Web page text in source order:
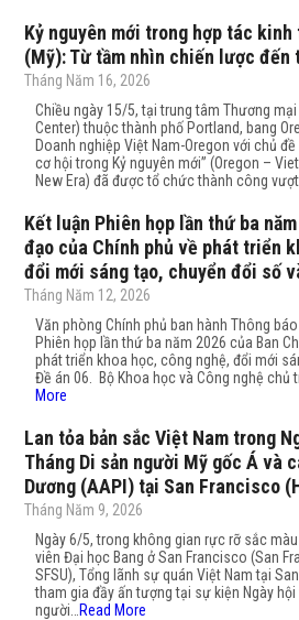
Kỷ nguyên mới trong hợp tác kinh
(Mỹ): Từ tầm nhìn chiến lược đến
Tháng Năm 16, 2026
Chiều ngày 15/5, tại trung tâm Thương
Center) thuộc thành phố Portland, bang
Doanh nghiệp Việt Nam-Oregon với chủ
cơ hội trong Kỷ nguyên mới” (Oregon –
New Era) đã được tổ chức thành công vượt
Kết luận Phiên họp lần thứ ba
đạo của Chính phủ về phát triển
đổi mới sáng tạo, chuyển đổi số
Tháng Năm 12, 2026
Văn phòng Chính phủ ban hành Thông
Phiên họp lần thứ ba năm 2026 của Ban
phát triển khoa học, công nghệ, đổi mới
Đề án 06. Bộ Khoa học và Công nghệ chủ
More
Lan tỏa bản sắc Việt Nam trong
Tháng Di sản người Mỹ gốc Á và
Dương (AAPI) tại San Francisco
Tháng Năm 9, 2026
Ngày 6/5, trong không gian rực rỡ sắc
viên Đại học Bang ở San Francisco (San
SFSU), Tổng lãnh sự quán Việt Nam tại
tham gia đầy ấn tượng tại sự kiện Ngày
người… Read More